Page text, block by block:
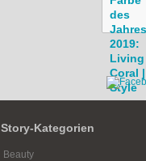
Story-Kategorien
Beauty